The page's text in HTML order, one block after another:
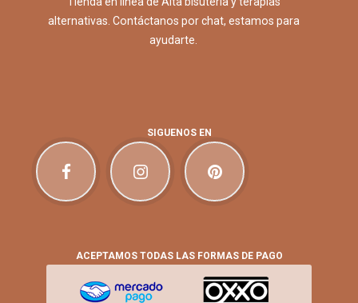
alternativas. Contáctanos por chat, estamos para
ayudarte.
SIGUENOS EN
ACEPTAMOS TODAS LAS FORMAS DE PAGO